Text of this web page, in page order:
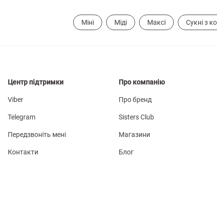
Міні Міді Максі Сукні з
Центр підтримки
Viber
Telegram
Передзвоніть мені
Контакти
Про компанію
Про бренд
Sisters Club
Магазини
Блог